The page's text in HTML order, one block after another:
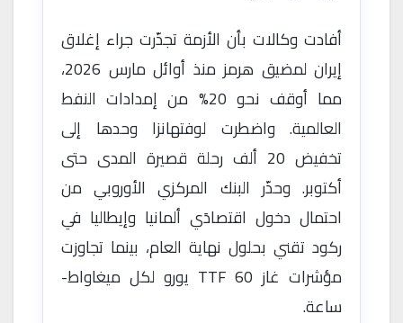
أفادت وكالات بأن الأزمة تجذّرت جراء إغلاق
إيران لمضيق هرمز منذ أوائل مارس 2026،
مما أوقف نحو 20% من إمدادات النفط
العالمية. واضطرت لوفتهانزا وحدها إلى
تخفيض 20 ألف رحلة قصيرة المدى حتى
أكتوبر. وحذّر البنك المركزي الأوروبي من
احتمال دخول اقتصادَي ألمانيا وإيطاليا في
ركود تقني بحلول نهاية العام، بينما تجاوزت
مؤشرات غاز TTF 60 يورو لكل ميغاواط-
ساعة.